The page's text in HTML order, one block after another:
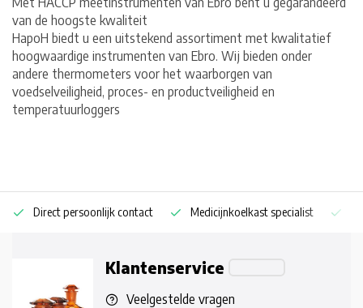
van de hoogste kwaliteit
HapoH biedt u een uitstekend assortiment met kwalitatief
hoogwaardige instrumenten van Ebro. Wij bieden onder
andere thermometers voor het waarborgen van
voedselveiligheid, proces- en productveiligheid en
temperatuurloggers
Direct persoonlijk contact Medicijnkoelkast specialist
Klantenservice
Veelgestelde vragen